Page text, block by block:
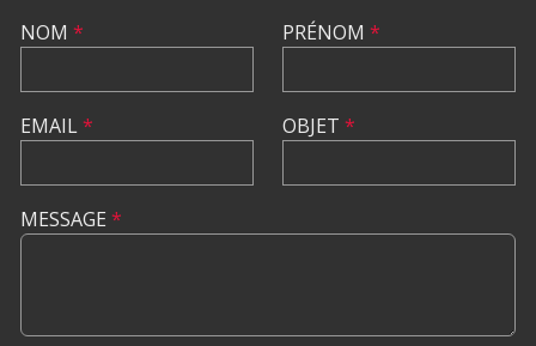
NOM *
EMAIL*
PRÉNOM *
OBJET *
MESSAGE *